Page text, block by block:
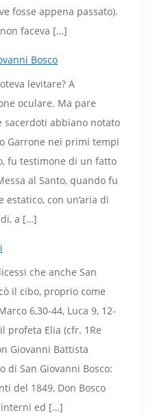
fosse appena passato).
faceva […]
Bosco
levitare? A
oculare. Ma pare
abbiano notato
Garrone nei primi tempi
fu testimone di un fatto
al Santo, quando fu
estatico, con un’aria di
a […]
che anche San
il cibo, proprio come
6,30-44, Luca 9, 12-
profeta Elia (cfr. 1Re
Giovanni Battista
di San Giovanni Bosco:
del 1849, Don Bosco
ed […]